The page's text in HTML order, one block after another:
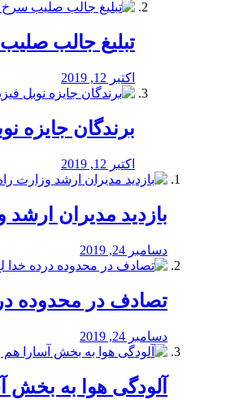
تبلیغ جالب
اکتبر 12, 2019
برندگان جایزه نوبل
اکتبر 12, 2019
بازدید مدیران ارشد
دسامبر 24, 2019
تصادف در محدوده
دسامبر 24, 2019
آلودگی هوا به